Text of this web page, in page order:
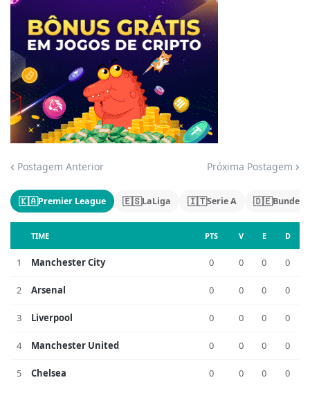
Jogue com responsabilidade. 18+
Postagem Anterior Próxima Postagem
🇰🇦Premier League 🇪🇸LaLiga 🇮🇹Serie A 🇩🇪
TIME PTS V E D
1 Manchester City 0 0 0 0
2 Arsenal 0 0 0 0
3 Liverpool 0 0 0 0
4 Manchester United 0 0 0 0
5 Chelsea 0 0 0 0